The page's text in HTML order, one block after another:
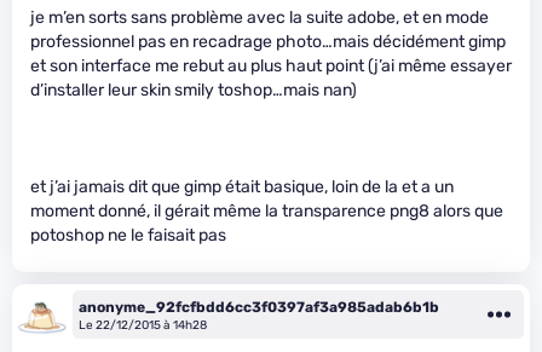
je m’en sorts sans problème avec la suite adobe, et en mode
professionnel pas en recadrage photo…mais décidément gimp
et son interface me rebut au plus haut point (j’ai même essayer
d’installer leur skin smily toshop…mais nan)
et j’ai jamais dit que gimp était basique, loin de la et a un
moment donné, il gérait même la transparence png8 alors que
potoshop ne le faisait pas
anonyme_92fcfbdd6cc3f0397af3a985adab6b1b
Le 22/12/2015 à 14h28